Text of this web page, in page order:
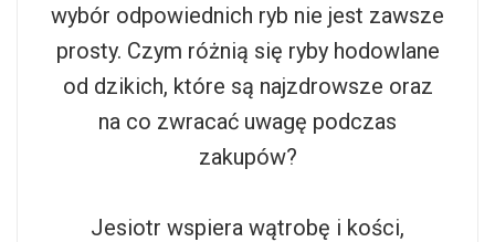
wybór odpowiednich ryb nie jest zawsze
prosty. Czym różnią się ryby hodowlane
od dzikich, które są najzdrowsze oraz
na co zwracać uwagę podczas
zakupów?
Jesiotr wspiera wątrobę i kości,